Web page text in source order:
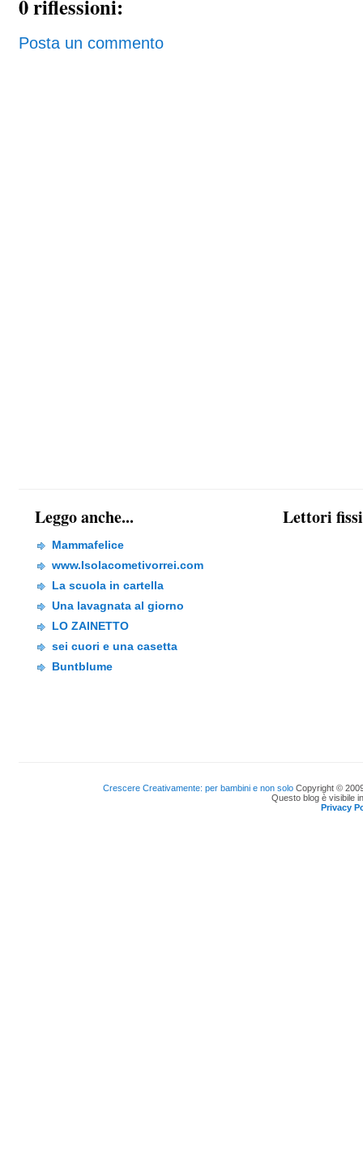
0 riflessioni:
Posta un commento
Leggo anche...
Mammafelice
www.Isolacometivorrei.com
La scuola in cartella
Una lavagnata al giorno
LO ZAINETTO
sei cuori e una casetta
Buntblume
Lettori fissi
Crescere Creativamente: per bambini e non solo Copyright ©
Questo blog è visibile
Privacy